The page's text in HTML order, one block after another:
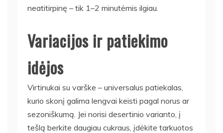
neatitirpinę – tik 1–2 minutėmis ilgiau.
Variacijos ir patiekimo
idėjos
Virtinukai su varške – universalus patiekalas,
kurio skonį galima lengvai keisti pagal norus ar
sezoniškumą. Jei norisi desertinio varianto, į
tešlą berkite daugiau cukraus, įdėkite tarkuotos